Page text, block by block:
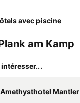
avec piscine
am Kamp
Amethysthotel Mantler